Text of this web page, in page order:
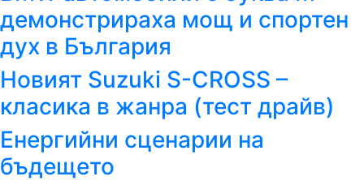
демонстрираха мощ и спортен
дух в България
Новият Suzuki S-CROSS –
класика в жанра (тест драйв)
Енергийни сценарии на
бъдещето